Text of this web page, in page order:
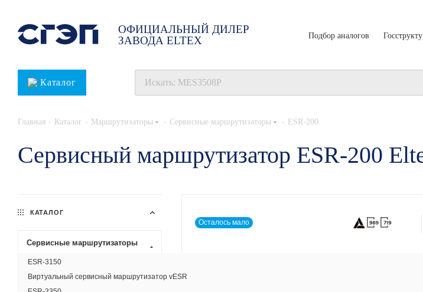
ОФИЦИАЛЬНЫЙ ДИЛЕР
ЗАВОДА ELTEX
Подбор аналогов
Каталог
Главная - Каталог - Маршрутизаторы - Сервисные маршрутизаторы - ESR-200
Сервисный маршрутизатор ESR-200
Осталось мало
КАТАЛОГ
Сервисные маршрутизаторы
ESR-3150
Виртуальный сервисный маршрутизатор vESR